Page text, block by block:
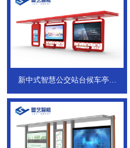
新中式智慧公交站台候车亭，